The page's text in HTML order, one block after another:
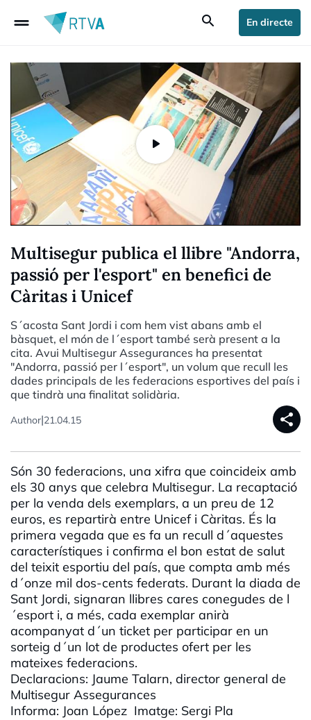
drag_handle search En directe
Multisegur publica el llibre "Andorra,
passió per l'esport" en benefici de
Càritas i Unicef
S´acosta Sant Jordi i com hem vist abans amb el
bàsquet, el món de l´esport també serà present a la
cita. Avui Multisegur Assegurances ha presentat
"Andorra, passió per l´esport", un volum que recull les
dades principals de les federacions esportives del país i
que tindrà una finalitat solidària.
Author|21.04.15 share
Són 30 federacions, una xifra que coincideix amb
els 30 anys que celebra Multisegur. La recaptació
per la venda dels exemplars, a un preu de 12
euros, es repartirà entre Unicef i Càritas. És la
primera vegada que es fa un recull d´aquestes
característiques i confirma el bon estat de salut
del teixit esportiu del país, que compta amb més
d´onze mil dos-cents federats. Durant la diada de
Sant Jordi, signaran llibres cares conegudes de l
´esport i, a més, cada exemplar anirà
acompanyat d´un ticket per participar en un
sorteig d´un lot de productes ofert per les
mateixes federacions.
Declaracions: Jaume Talarn, director general de
Multisegur Assegurances
Informa: Joan López Imatge: Sergi Pla